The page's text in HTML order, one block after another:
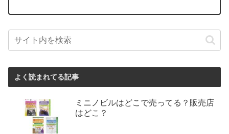
よく読まれてる記事
ミニノビルはどこで売ってる？販売店
はどこ？